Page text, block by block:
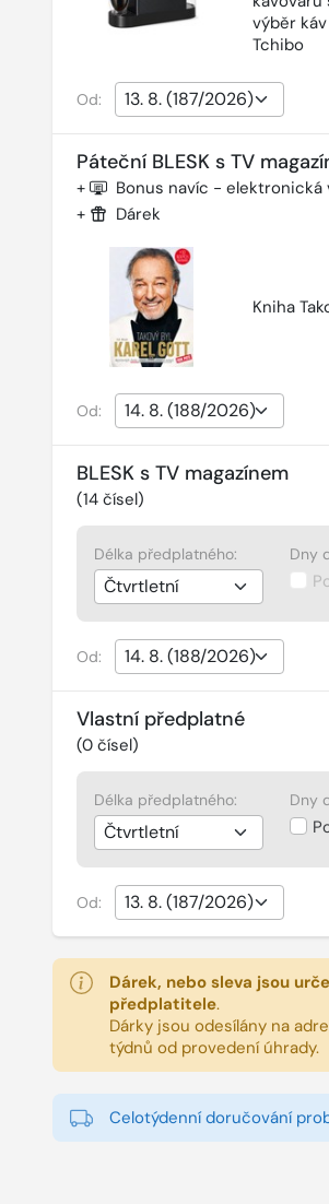
výběr
Tchibo
Od:
Páteční BLESK s TV
+ Bonus navíc - elektronická
+ Dárek
Kniha
Od:
BLESK s TV magazínem
(14čísel)
Délka předplatného: Dny
Od:
Vlastní předplatné
(0čísel)
Délka předplatného: Dny
Od:
Dárek, nebo sleva jsou
předplatitele.
Dárky jsou odesílány na
týdnů od provedení úhrady.
Celotýdenní doručování